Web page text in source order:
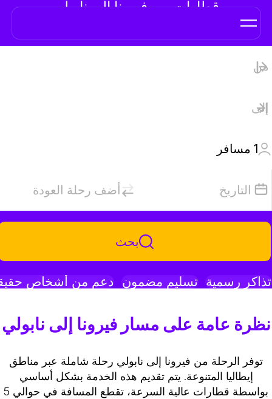
قطارات من فيرونا إلى نابولي
1 مسافر
التاريخ أضف رحلة العودة
بحث
تذاكر رسمية تسليم مضمون دعم من أشخاص
نظرة عامة على مسار فيرونا إلى نابولي
توفر الرحلة من فيرونا إلى نابولي رحلة شاملة عبر مناطق
إيطاليا المتنوعة. يتم تقديم هذه الخدمة بشكل أساسي
بواسطة قطارات عالية السرعة، تقطع المسافة في حوالي 5